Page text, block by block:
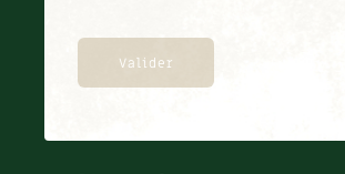
Pelouse
Permaculture